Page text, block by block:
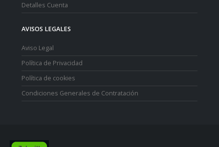
Detalles Cuenta
AVISOS LEGALES
Aviso Legal
Política de Privacidad
Política de cookies
Condiciones Generales de Contratación